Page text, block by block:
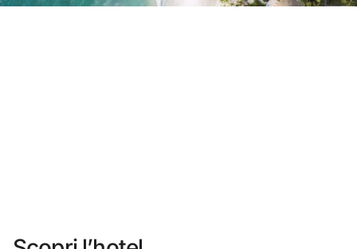
Approfitta dei vantaggi di fare parte di